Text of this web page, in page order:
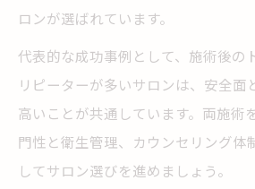
ロンが選ばれています。
代表的な成功事例として、施術後の
リピーターが多いサロンは、安全面
高いことが共通しています。両施術
門性と衛生管理、カウンセリング体
してサロン選びを進めましょう。